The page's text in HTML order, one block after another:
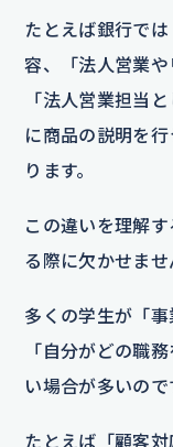
たとえば銀行で
容、「法人営業
「法人営業担当
に商品の説明を
ります。
この違いを理解
る際に欠かせませ
多くの学生が「事
「自分がどの職
い場合が多いので
たとえば「顧客